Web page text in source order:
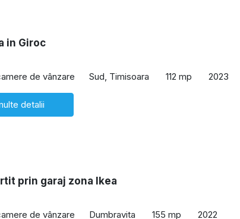
in Giroc
de vânzare Sud, Timisoara 112 mp 2023
detalii
prin garaj zona Ikea
de vânzare Dumbravita 155 mp 2022